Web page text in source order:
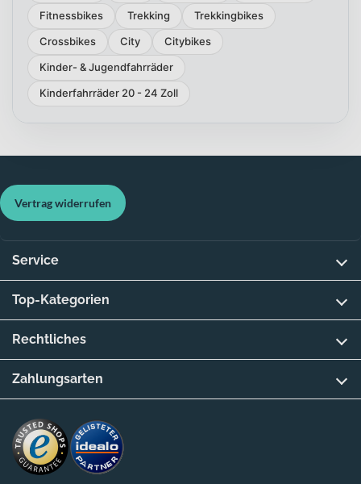
Fitnessbikes
Trekking
Trekkingbikes
Crossbikes
City
Citybikes
Kinder- & Jugendfahrräder
Kinderfahrräder 20 - 24 Zoll
Vertrag widerrufen
Service
Top-Kategorien
Rechtliches
Zahlungsarten